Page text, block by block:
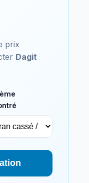
prix
Dagit